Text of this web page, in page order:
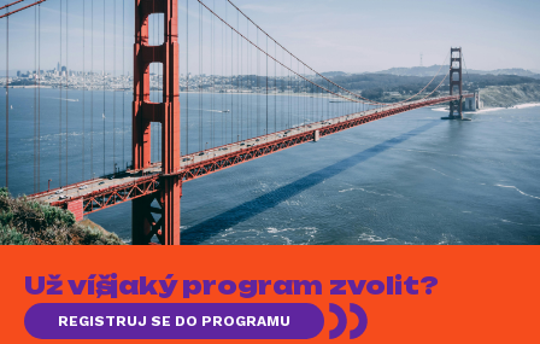
Už víš, jaký program zvolit?
REGISTRUJ SE DO PROGRAMU